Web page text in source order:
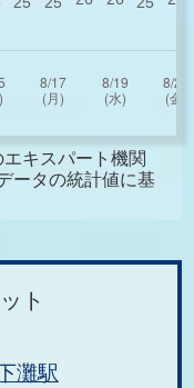
キスパート機関
ータの統計値に基
ト
灘駅